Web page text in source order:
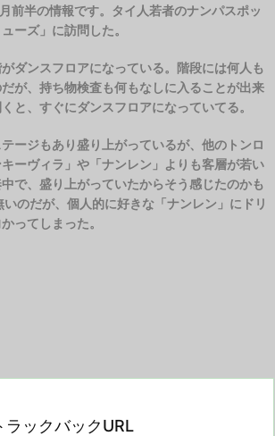
前半の情報です。タイ人若者のナンパスポッ
ーズ」に訪問した。
ダンスフロアになっている。階段には何人も
が、持ち物検査も何もなしに入ることが出来
と、すぐにダンスフロアになっていてる。
ージもあり盛り上がっているが、他のトンロ
ーヴィラ」や「ナンレン」よりも客層が若い
で、盛り上がっていたからそう感じたのかも
いのだが、個人的に好きな「ナンレン」にドリ
ってしまった。
ラックバックURL